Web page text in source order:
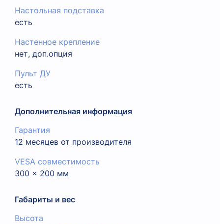
Настольная подставка
есть
Настенное крепление
нет, доп.опция
Пульт ДУ
есть
Дополнительная информация
Гарантия
12 месяцев от производителя
VESA совместимость
300 x 200 мм
Габариты и вес
Высота